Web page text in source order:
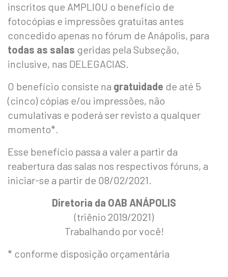
inscritos que AMPLIOU o benefício de
fotocópias e impressões gratuitas antes
concedido apenas no fórum de Anápolis, para
todas as salas geridas pela Subseção,
inclusive, nas DELEGACIAS.
O benefício consiste na gratuidade de até 5
(cinco) cópias e/ou impressões, não
cumulativas e poderá ser revisto a qualquer
momento*.
Esse benefício passa a valer a partir da
reabertura das salas nos respectivos fóruns, a
iniciar-se a partir de 08/02/2021.
Diretoria da OAB ANÁPOLIS
(triênio 2019/2021)
Trabalhando por você!
* conforme disposição orçamentária